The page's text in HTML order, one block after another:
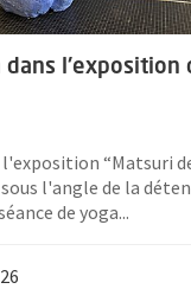
dans l'exposition
“Matsuri
l'angle de la
de yoga...